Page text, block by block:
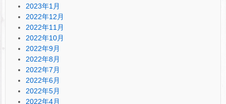
2023年1月
2022年12月
2022年11月
2022年10月
2022年9月
2022年8月
2022年7月
2022年6月
2022年5月
2022年4月